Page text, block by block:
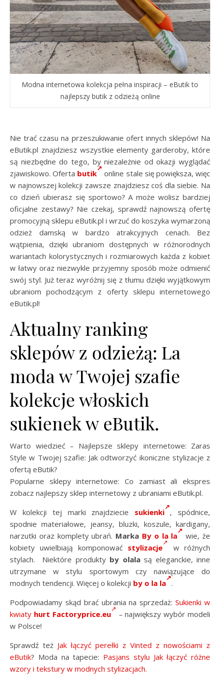
Modna internetowa kolekcja pełna inspiracji – eButik to
najlepszy butik z odzieżą online
Nie trać czasu na przeszukiwanie ofert innych sklepów! Na
eButik.pl znajdziesz wszystkie elementy garderoby, które
są niezbędne do tego, by niezależnie od okazji wyglądać
zjawiskowo. Oferta butik
online stale się powiększa, więc
w najnowszej kolekcji zawsze znajdziesz coś dla siebie. Na
co dzień ubierasz się sportowo? A może wolisz bardziej
oficjalne zestawy? Nie czekaj, sprawdź najnowszą ofertę
promocyjną sklepu eButik.pl i wrzuć do koszyka wymarzoną
odzież damską w bardzo atrakcyjnych cenach. Bez
wątpienia, dzięki ubraniom dostępnych w różnorodnych
wariantach kolorystycznych i rozmiarowych każda z kobiet
w łatwy oraz niezwykle przyjemny sposób może odmienić
swój styl. Już teraz wyróżnij się z tłumu dzięki wyjątkowym
ubraniom pochodzącym z oferty sklepu internetowego
eButik.pl!
Aktualny ranking
sklepów z odzieżą: La
moda w Twojej szafie
kolekcje włoskich
sukienek w eButik.
Warto wiedzieć – Najlepsze sklepy internetowe: Zaras
Style w Twojej szafie: Jak odtworzyć ikoniczne stylizacje z
ofertą eButik?
Popularne sklepy internetowe: Co zamiast ali ekspres
zobacz najlepszy sklep internetowy z ubraniami eButik.pl.
W kolekcji tej marki znajdziecie sukienki , spódnice,
spodnie materiałowe, jeansy, bluzki, koszule, kardigany,
narzutki oraz komplety ubrań. Marka By o la la
wie, że
kobiety uwielbiają komponować stylizacje
w różnych
stylach. Niektóre produkty by olalasą eleganckie, inne
utrzymane w stylu sportowym czy nawiązujące do
modnych tendencji. Więcej o kolekcji by o la la .
Podpowiadamy skąd brać ubrania na sprzedaż:Sukienki w
kwiaty hurt Factoryprice.eu
– największy wybór modeli
w Polsce!
Sprawdź też Jak łączyć perełki z Vinted z nowościami z
eButik? Moda na tapecie: Pasjans stylu Jak łączyć różne
wzory i tekstury w modnych stylizacjach.